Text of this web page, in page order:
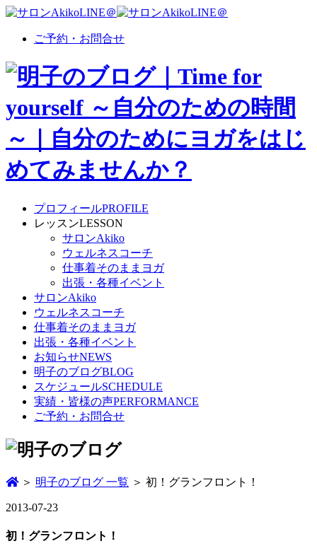
ご予約・お問合せ
プロフィールPROFILE
レッスンLESSON
サロンAkiko
ウェルネスコーチ
仕事着そのままヨガ
出張・各種イベント
サロンAkiko
ウェルネスコーチ
仕事着そのままヨガ
出張・各種イベント
お知らせNEWS
明子のブログBLOG
スケジュールSCHEDULE
実績・皆様の声PERFORMANCE
ご予約・お問合せ
＞ 明子のブログ 一覧 ＞ 初！グランフロント！
2013-07-23
初！グランフロント！